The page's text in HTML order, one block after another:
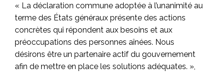
« La déclaration commune adoptée à l’unanimité au
terme des États généraux présente des actions
concrètes qui répondent aux besoins et aux
préoccupations des personnes aînées. Nous
désirons être un partenaire actif du gouvernement
afin de mettre en place les solutions adéquates. »,